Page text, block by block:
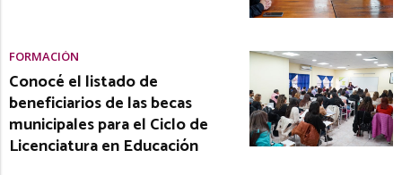
FORMACIÓN
Conocé el listado de
beneficiarios de las becas
municipales para el Ciclo de
Licenciatura en Educación